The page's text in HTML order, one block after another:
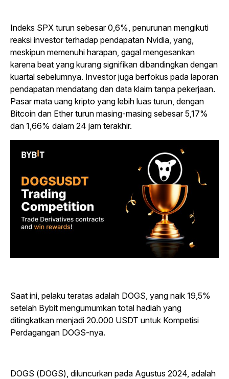
Indeks SPX turun sebesar 0,6%, penurunan mengikuti
reaksi investor terhadap pendapatan Nvidia, yang,
meskipun memenuhi harapan, gagal mengesankan
karena beat yang kurang signifikan dibandingkan dengan
kuartal sebelumnya. Investor juga berfokus pada laporan
pendapatan mendatang dan data klaim tanpa pekerjaan.
Pasar mata uang kripto yang lebih luas turun, dengan
Bitcoin dan Ether turun masing-masing sebesar 5,17%
dan 1,66% dalam 24 jam terakhir.
Saat ini, pelaku teratas adalah DOGS, yang naik 19,5%
setelah Bybit mengumumkan total hadiah yang
ditingkatkan menjadi 20.000 USDT untuk Kompetisi
Perdagangan DOGS-nya.
DOGS (DOGS), diluncurkan pada Agustus 2024, adalah